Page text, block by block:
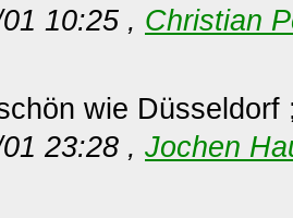
10:25 , Christian
wie Düsseldorf
23:28 , Jochen